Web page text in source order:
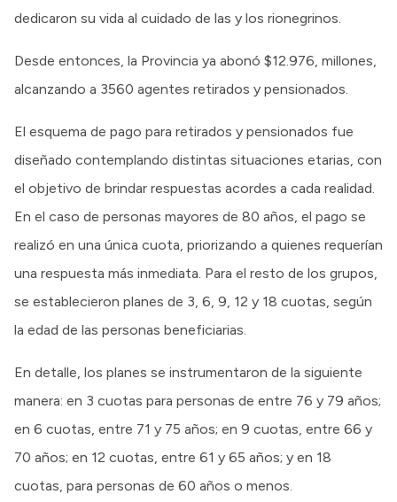
dedicaron su vida al cuidado de las y los rionegrinos.
Desde entonces, la Provincia ya abonó $12.976, millones,
alcanzando a 3560 agentes retirados y pensionados.
El esquema de pago para retirados y pensionados fue
diseñado contemplando distintas situaciones etarias, con
el objetivo de brindar respuestas acordes a cada realidad.
En el caso de personas mayores de 80 años, el pago se
realizó en una única cuota, priorizando a quienes requerían
una respuesta más inmediata. Para el resto de los grupos,
se establecieron planes de 3, 6, 9, 12 y 18 cuotas, según
la edad de las personas beneficiarias.
En detalle, los planes se instrumentaron de la siguiente
manera: en 3 cuotas para personas de entre 76 y 79 años;
en 6 cuotas, entre 71 y 75 años; en 9 cuotas, entre 66 y
70 años; en 12 cuotas, entre 61 y 65 años; y en 18
cuotas, para personas de 60 años o menos.